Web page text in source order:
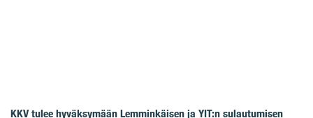
KKV tulee hyväksymään Lemminkäisen ja YIT:n sulautumisen